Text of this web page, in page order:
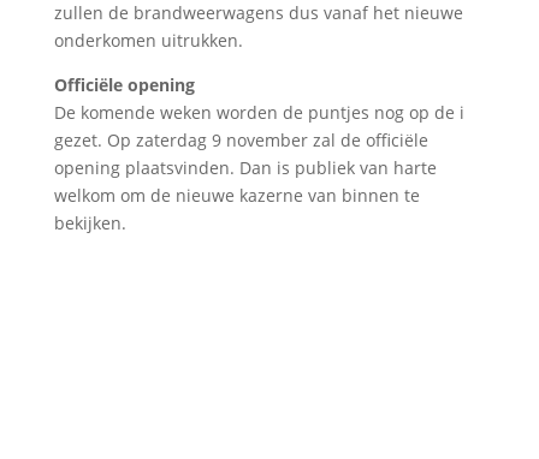
zullen de brandweerwagens dus vanaf het nieuwe
onderkomen uitrukken.
Officiële opening
De komende weken worden de puntjes nog op de i
gezet. Op zaterdag 9 november zal de officiële
opening plaatsvinden. Dan is publiek van harte
welkom om de nieuwe kazerne van binnen te
bekijken.